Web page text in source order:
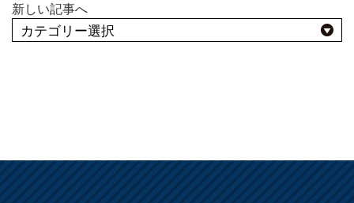
よくある質問
SDGsへの取り組み
活動内容
新しい記事へ
その他
屋内
種類別